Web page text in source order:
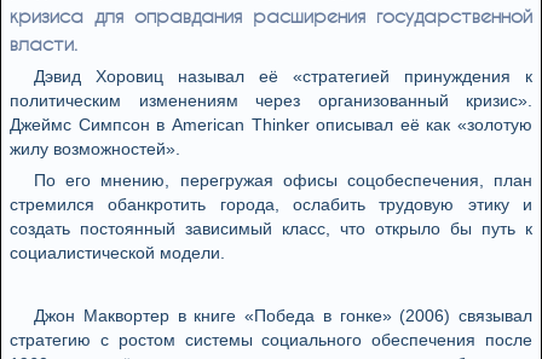
кризиса для оправдания расширения государственной
власти.
Дэвид Хоровиц называл её «стратегией принуждения к
политическим изменениям через организованный кризис».
Джеймс Симпсон в American Thinker описывал её как «золотую
жилу возможностей».
По его мнению, перегружая офисы соцобеспечения, план
стремился обанкротить города, ослабить трудовую этику и
создать постоянный зависимый класс, что открыло бы путь к
социалистической модели.
Джон Маквортер в книге «Победа в гонке» (2006) связывал
стратегию с ростом системы социального обеспечения после